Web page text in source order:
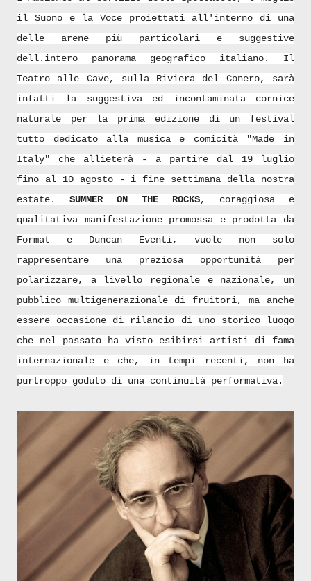
il Suono e la Voce proiettati all'interno di una
delle arene più particolari e suggestive
dell.intero panorama geografico italiano. Il
Teatro alle Cave, sulla Riviera del Conero, sarà
infatti la suggestiva ed incontaminata cornice
naturale per la prima edizione di un festival
tutto dedicato alla musica e comicità "Made in
Italy" che allieterà - a partire dal 19 luglio
fino al 10 agosto - i fine settimana della nostra
estate. SUMMER ON THE ROCKS, coraggiosa e
qualitativa manifestazione promossa e prodotta da
Format e Duncan Eventi, vuole non solo
rappresentare una preziosa opportunità per
polarizzare, a livello regionale e nazionale, un
pubblico multigenerazionale di fruitori, ma anche
essere occasione di rilancio di uno storico luogo
che nel passato ha visto esibirsi artisti di fama
internazionale e che, in tempi recenti, non ha
purtroppo goduto di una continuità performativa.